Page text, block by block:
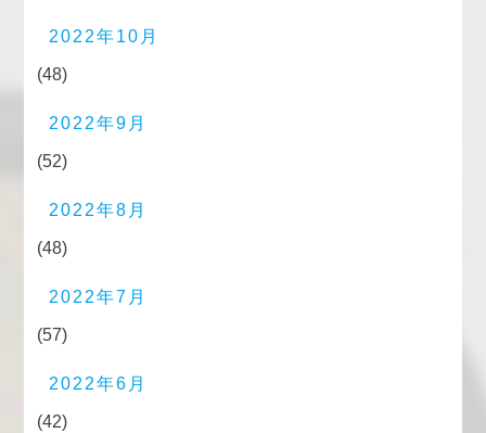
2022年10月
(48)
2022年9月
(52)
2022年8月
(48)
2022年7月
(57)
2022年6月
(42)